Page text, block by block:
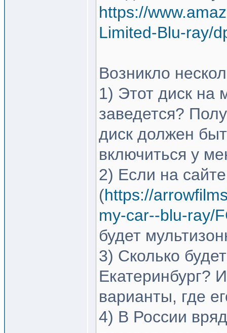
https://
Limited-Blu-ray/
Возникло
1) Этот диск на
заведется?
диск должен
включиться у
2) Если на
(https://
my-car--blu-ray/
будет
3) Сколько
Екатеринбург?
варианты, где
4) В России